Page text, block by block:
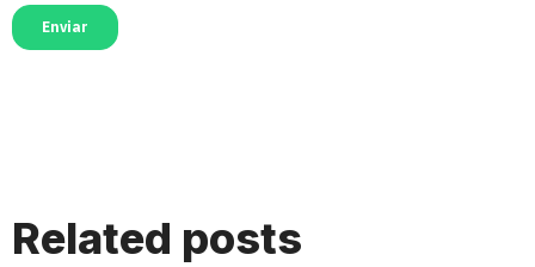
Related posts